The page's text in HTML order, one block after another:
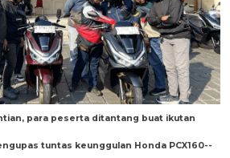
para peserta ditantang buat ikutan
tuntas keunggulan Honda PCX160--